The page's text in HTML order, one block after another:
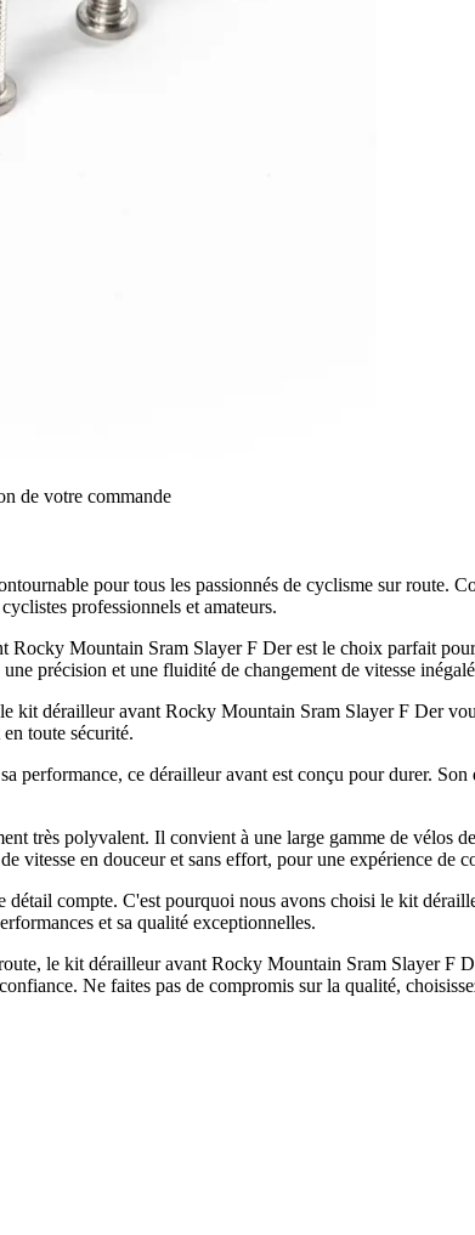
de votre commande
pour tous les passionnés de cyclisme sur route.
professionnels et amateurs.
Mountain Sram Slayer F Der est le choix parfait
précision et une fluidité de changement de vitesse
kit dérailleur avant Rocky Mountain Sram Slayer F Der
toute sécurité.
ce dérailleur avant est conçu pour durer.
très polyvalent. Il convient à une large gamme de vélos
vitesse en douceur et sans effort, pour une expérience de
détail compte. C'est pourquoi nous avons choisi le kit
et sa qualité exceptionnelles.
le kit dérailleur avant Rocky Mountain Sram Slayer F
Ne faites pas de compromis sur la qualité,